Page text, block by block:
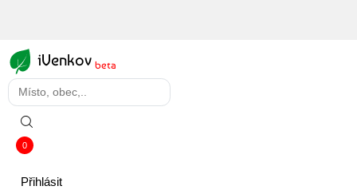
iVenkov beta
0
Přihlásit